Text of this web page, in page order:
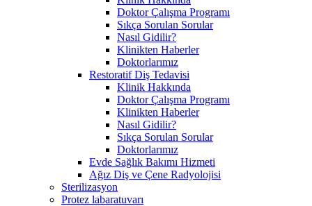
Doktor Çalışma Programı
Sıkça Sorulan Sorular
Nasıl Gidilir?
Klinikten Haberler
Doktorlarımız
Restoratif Diş Tedavisi
Klinik Hakkında
Doktor Çalışma Programı
Klinikten Haberler
Nasıl Gidilir?
Sıkça Sorulan Sorular
Doktorlarımız
Evde Sağlık Bakımı Hizmeti
Ağız Diş ve Çene Radyolojisi
Sterilizasyon
Protez labaratuvarı